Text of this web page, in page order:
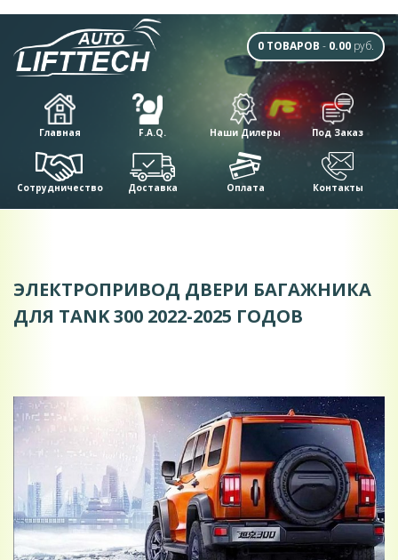
0 ТОВАРОВ - 0.00 руб.
Главная F.A.Q. Наши Дилеры Под Заказ
Сотрудничество Доставка Оплата Контакты
ЭЛЕКТРОПРИВОД ДВЕРИ БАГАЖНИКА
ДЛЯ TANK 300 2022-2025 ГОДОВ